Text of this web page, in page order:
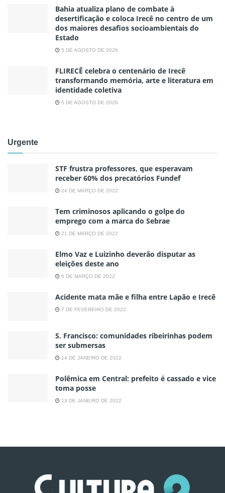
Bahia atualiza plano de combate à
desertificação e coloca Irecê no centro de um
dos maiores desafios socioambientais do
Estado
5 DE AGOSTO DE 2026
FLIRECÊ celebra o centenário de Irecê
transformando memória, arte e literatura em
identidade coletiva
5 DE AGOSTO DE 2026
Urgente
STF frustra professores, que esperavam
receber 60% dos precatórios Fundef
24 DE MARÇO DE 2022
Tem criminosos aplicando o golpe do
emprego com a marca do Sebrae
21 DE MARÇO DE 2022
Elmo Vaz e Luizinho deverão disputar as
eleições deste ano
6 DE MARÇO DE 2022
Acidente mata mãe e filha entre Lapão e Irecê
7 DE FEVEREIRO DE 2022
S. Francisco: comunidades ribeirinhas podem
ser submersas
14 DE JANEIRO DE 2022
Polêmica em Central: prefeito é cassado e vice
toma posse
13 DE JANEIRO DE 2022